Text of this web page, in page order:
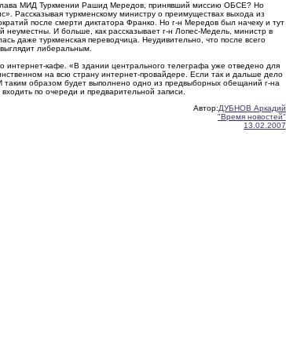
МИД Туркмении Рашид Мередов, принявший миссию ОБСЕ? Но
Рассказывая туркменскому министру о преимуществах выхода из
после смерти диктатора Франко. Но г-н Мередов был начеку и тут
неуместны. И больше, как рассказывает г-н Лопес-Медель, министр в
даже туркменская переводчица. Неудивительно, что после всего
либеральным.
интернет-кафе. «В здании центрального телеграфа уже отведено для
на всю страну интернет-провайдере. Если так и дальше дело
таким образом будет выполнено одно из предвыборных обещаний г-на
по очереди и предварительной записи.
Автор:ДУБНОВ Аркадий
"Время новостей"
13.02.2007